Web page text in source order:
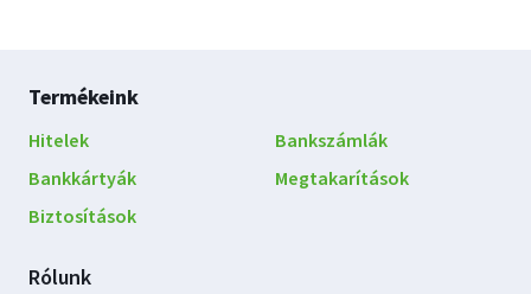
Lábléc
navigáció
Termékeink
Hitelek
Bankszámlák
Bankkártyák
Megtakarítások
Biztosítások
Rólunk